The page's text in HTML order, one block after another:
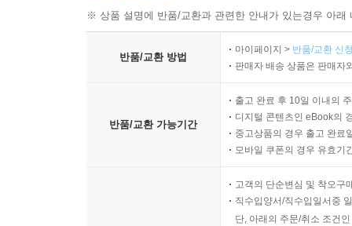
※ 상품 설명에 반품/교환과 관련한 안내가 있는경우 아
반품/교환 방법
마이페이지 > 반품/교환 신
판매자 배송 상품은 판매자
반품/교환 가능기간
출고 완료 후 10일 이내의
디지털 콘텐츠인 eBook의
중고상품의 경우 출고 완료
모바일 쿠폰의 경우 유효기
고객의 단순변심 및 착오구
직수입양서/직수입일서중
단, 아래의 주문/취소 조건